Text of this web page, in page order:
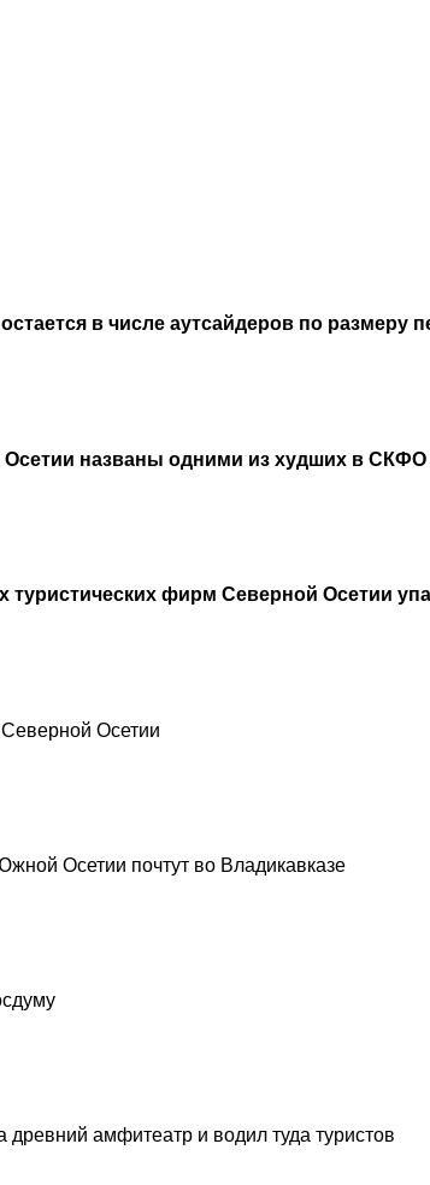
в числе аутсайдеров по размеру
Осетии названы одними из худших в СКФО
фирм Северной Осетии
Осетии
Осетии почтут во Владикавказе
амфитеатр и водил туда туристов